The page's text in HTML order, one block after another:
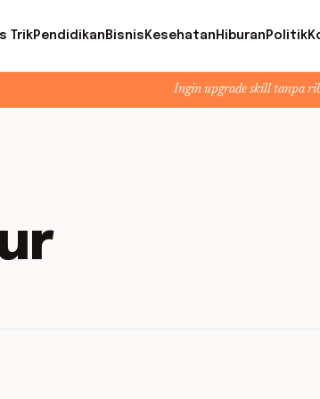
TrikPendidikan Bisnis Kesehatan Hiburan Politik
Ingin upgrade skill tanpa ribet?